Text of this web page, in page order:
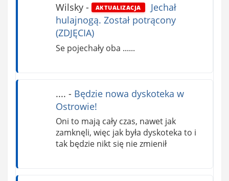
Wilsky- AKTUALIZACJA
Jechał
hulajnogą. Został potrącony
(ZDJĘCIA)
Se pojechały oba ......
.... - Będzie nowa dyskoteka w
Ostrowie!
Oni to mają cały czas, nawet jak
zamknęli, więc jak była dyskoteka to i
tak będzie nikt się nie zmienił